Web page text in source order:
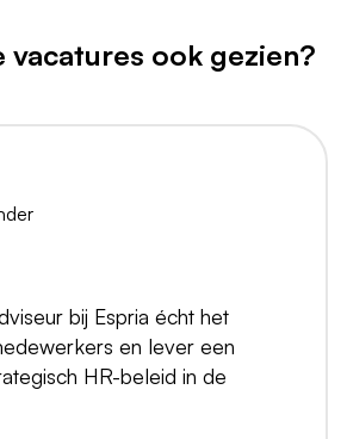
vacatures ook gezien?
bij Espria écht het
en lever een
HR-beleid in de